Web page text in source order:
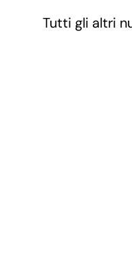
Tutti gli altri